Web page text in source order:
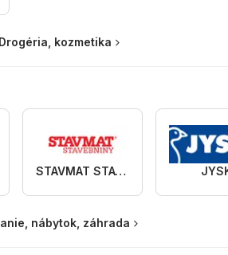
kozmetika
STAVMAT STAVEBNINY
nábytok, záhrada